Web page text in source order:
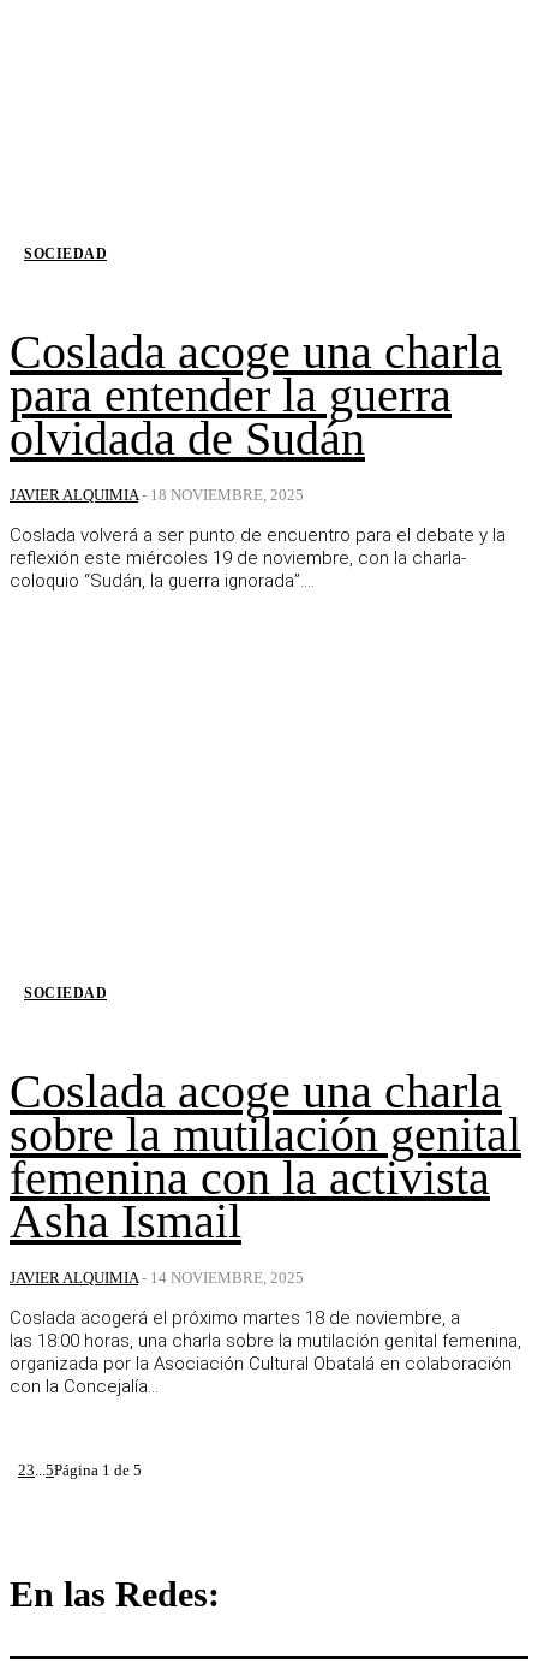
SOCIEDAD
Coslada acoge una charla
para entender la guerra
olvidada de Sudán
JAVIER ALQUIMIA - 18 NOVIEMBRE, 2025
Coslada volverá a ser punto de encuentro para el debate y la
reflexión este miércoles 19 de noviembre, con la charla-
coloquio “Sudán, la guerra ignorada”....
SOCIEDAD
Coslada acoge una charla
sobre la mutilación genital
femenina con la activista
Asha Ismail
JAVIER ALQUIMIA - 14 NOVIEMBRE, 2025
Coslada acogerá el próximo martes 18 de noviembre, a
las 18:00 horas, una charla sobre la mutilación genital femenina,
organizada por la Asociación Cultural Obatalá en colaboración
con la Concejalía...
23...5Página 1 de 5
En las Redes: